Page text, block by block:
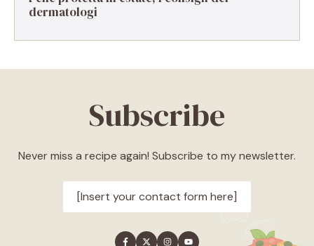
dermatologi
Subscribe
Never miss a recipe again! Subscribe to my newsletter.
[Insert your contact form here]